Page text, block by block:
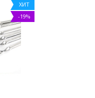
ХИТ
-19%